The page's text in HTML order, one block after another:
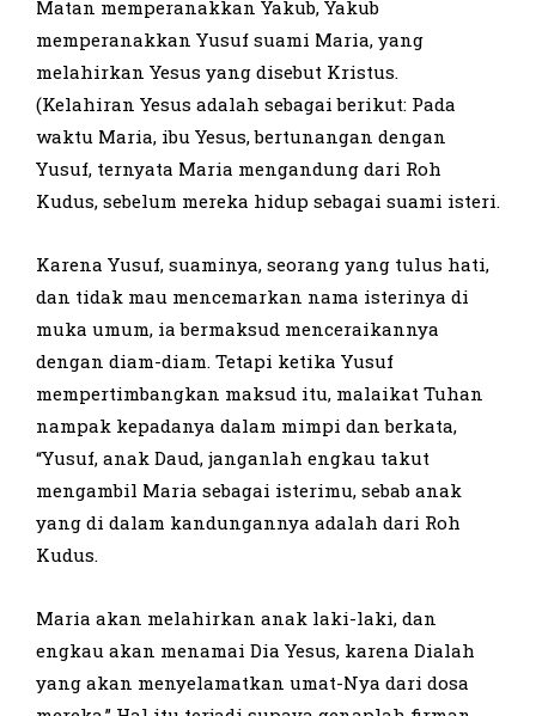
Matan memperanakkan Yakub, Yakub
memperanakkan Yusuf suami Maria, yang
melahirkan Yesus yang disebut Kristus.
(Kelahiran Yesus adalah sebagai berikut: Pada
waktu Maria, ibu Yesus, bertunangan dengan
Yusuf, ternyata Maria mengandung dari Roh
Kudus, sebelum mereka hidup sebagai suami isteri.
Karena Yusuf, suaminya, seorang yang tulus hati,
dan tidak mau mencemarkan nama isterinya di
muka umum, ia bermaksud menceraikannya
dengan diam-diam. Tetapi ketika Yusuf
mempertimbangkan maksud itu, malaikat Tuhan
nampak kepadanya dalam mimpi dan berkata,
“Yusuf, anak Daud, janganlah engkau takut
mengambil Maria sebagai isterimu, sebab anak
yang di dalam kandungannya adalah dari Roh
Kudus.
Maria akan melahirkan anak laki-laki, dan
engkau akan menamai Dia Yesus, karena Dialah
yang akan menyelamatkan umat-Nya dari dosa